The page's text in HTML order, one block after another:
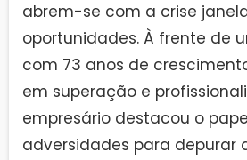
abrem-se com a crise
oportunidades. À frente de
com 73 anos de
em superação e
empresário destacou o
adversidades para depurar